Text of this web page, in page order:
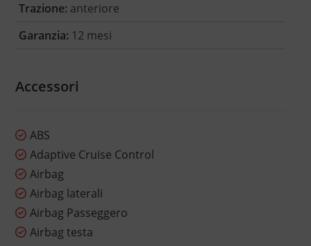
Trazione: anteriore
Garanzia: 12 mesi
Accessori
ABS
Adaptive Cruise Control
Airbag
Airbag laterali
Airbag Passeggero
Airbag testa